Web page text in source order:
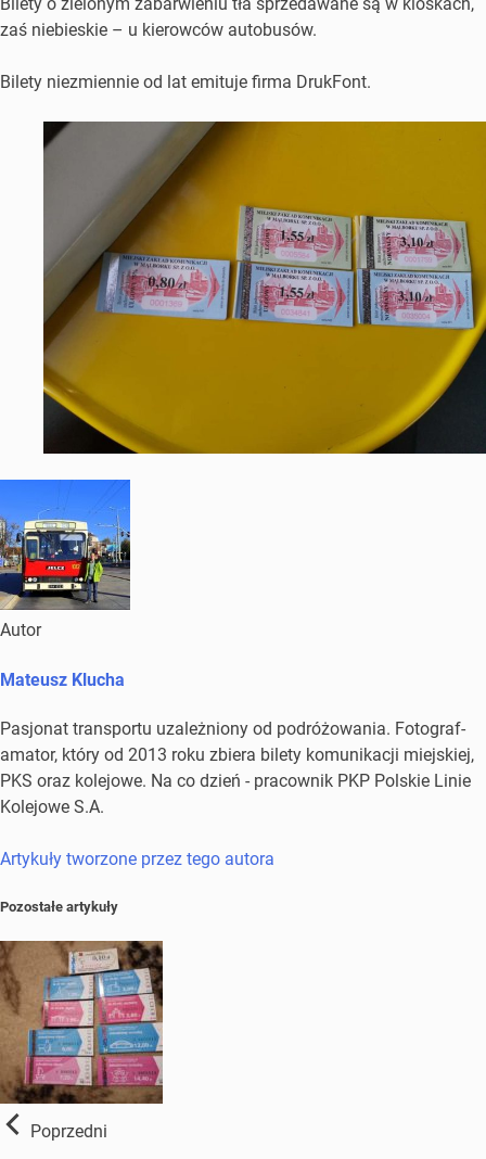
Bilety o zielonym zabarwieniu tła sprzedawane są w kioskach,
zaś niebieskie – u kierowców autobusów.
Bilety niezmiennie od lat emituje firma DrukFont.
Autor
Mateusz Klucha
Pasjonat transportu uzależniony od podróżowania. Fotograf-
amator, który od 2013 roku zbiera bilety komunikacji miejskiej,
PKS oraz kolejowe. Na co dzień - pracownik PKP Polskie Linie
Kolejowe S.A.
Artykuły tworzone przez tego autora
Pozostałe artykuły
Poprzedni